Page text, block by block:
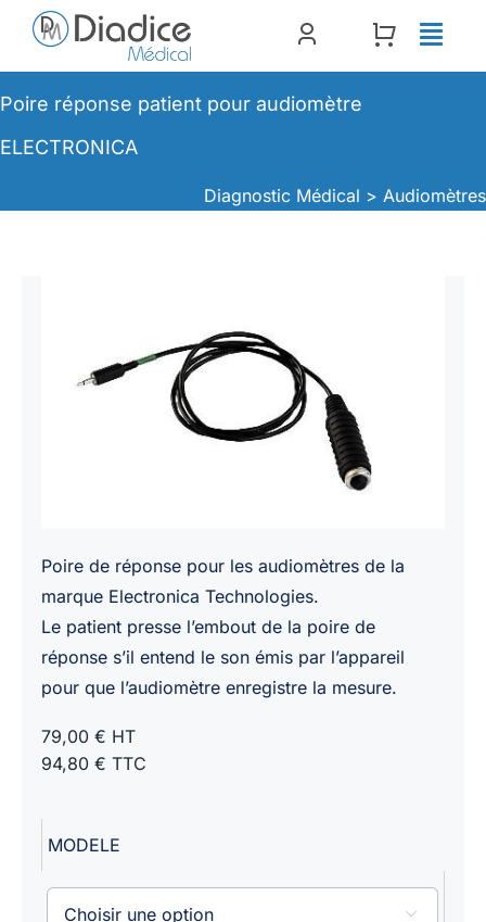
Passer
contenu
Poire réponse patient pour audiomètre
ELECTRONICA
Diagnostic Médical >Audiomètres
Poire de réponse pour les audiomètres de la
marque Electronica Technologies.
Le patient presse l’embout de la poire de
réponse s’il entend le son émis par l’appareil
pour que l’audiomètre enregistre la mesure.
79,00 € HT
94,80 € TTC
MODELE
